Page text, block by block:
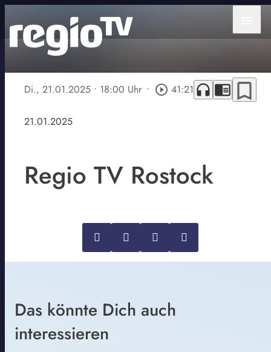
Di., 21.01.2025 • 18:00 Uhr • play_circle_outline 41:21 headphones chrome_reader_mode bookmark_border
21.01.2025
Regio TV Rostock
Das könnte Dich auch
interessieren